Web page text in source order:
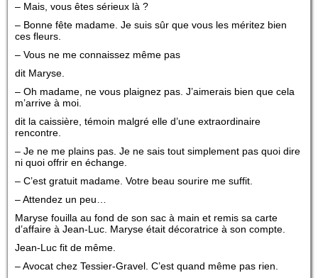
– Mais, vous êtes sérieux là ?
– Bonne fête madame. Je suis sûr que vous les méritez bien
ces fleurs.
– Vous ne me connaissez même pas
dit Maryse.
– Oh madame, ne vous plaignez pas. J’aimerais bien que cela
m’arrive à moi.
dit la caissière, témoin malgré elle d’une extraordinaire
rencontre.
– Je ne me plains pas. Je ne sais tout simplement pas quoi dire
ni quoi offrir en échange.
– C’est gratuit madame. Votre beau sourire me suffit.
– Attendez un peu…
Maryse fouilla au fond de son sac à main et remis sa carte
d’affaire à Jean-Luc. Maryse était décoratrice à son compte.
Jean-Luc fit de même.
– Avocat chez Tessier-Gravel. C’est quand même pas rien.